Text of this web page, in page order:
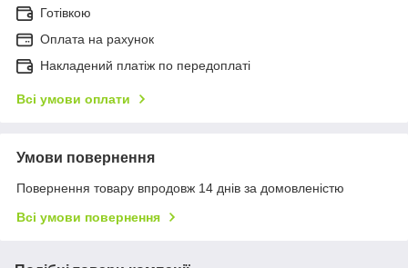
Готівкою
Оплата на рахунок
Накладений платіж по передоплаті
Всі умови оплати
Умови повернення
Повернення товару впродовж 14 днів за домовленістю
Всі умови повернення